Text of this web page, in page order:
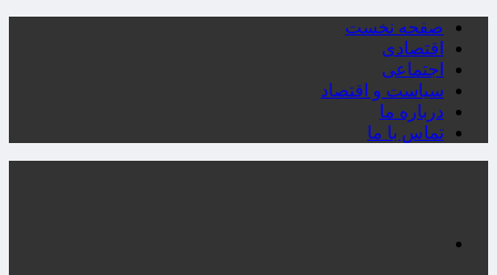
صفحه نخست
اقتصادی
اجتماعی
سیاست و اقتصاد
درباره ما
تماس با ما